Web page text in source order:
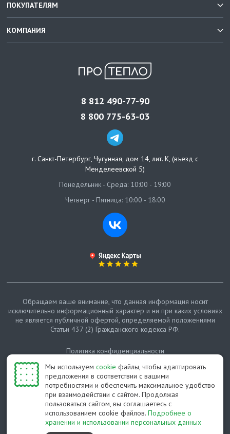
Мы используем cookie файлы, чтобы адаптировать
предложения в соответствии с вашими
потребностями и обеспечить максимальное удобство
при взаимодействии с сайтом. Продолжая
пользоваться сайтом, вы соглашаетесь с
использованием cookie файлов. Подробнее о
хранении и использовании персональных данных
ПОКУПАТЕЛЯМ
КОМПАНИЯ
8 812 490-77-90
8 800 775-63-03
г. Санкт-Петербург, Чугунная, дом 14, лит. К, (въезд с
Менделеевской 5)
Понедельник - Среда: 10:00 - 19:00
Четверг - Пятница: 10:00 - 18:00
© Протепло-СПб, 2011-2026
Обращаем ваше внимание, что данная информация носит
исключительно информационный характер и ни при каких условиях
не является публичной офертой, определяемой положениями
Статьи 437 (2) Гражданского кодекса РФ.
Политика конфиденциальности
Карта сайта
Разработано студией Feel Good St